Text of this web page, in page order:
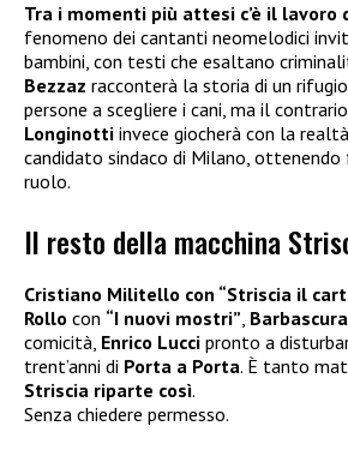
Tra i momenti più attesi c’è il lavoro
fenomeno dei cantanti neomelodici
bambini, con testi che esaltano
Bezzaz racconterà la storia di un
persone a scegliere i cani, ma il
Longinotti invece giocherà con la
candidato sindaco di Milano,
ruolo.
Il resto della macchina
Cristiano Militello con “Striscia il
Rollo con “I nuovi mostri”,
comicità, Enrico Lucci pronto a
trent’anni di Porta a Porta. È tanto
Striscia riparte così.
Senza chiedere permesso.